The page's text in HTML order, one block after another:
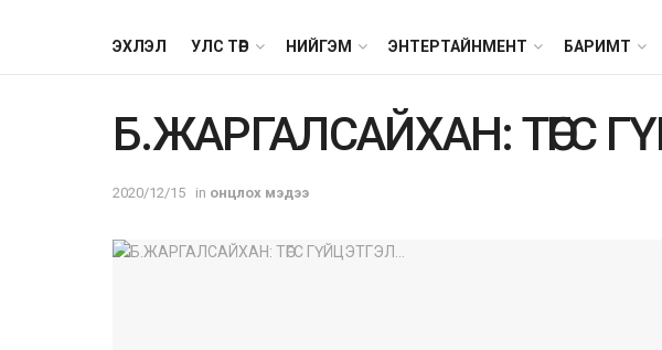
ЭХЛЭЛ УЛС ТӨР НИЙГЭМ ЭНТЕРТАЙНМЕНТ БАРИМТ
Б.ЖАРГАЛСАЙХАН: ТӨГС
2020/12/15 in онцлох мэдээ